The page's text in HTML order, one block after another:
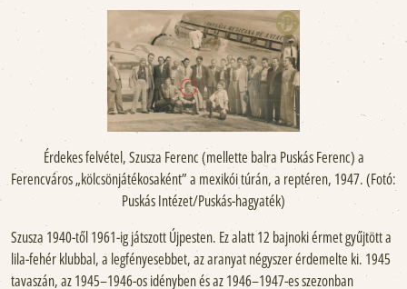
Érdekes felvétel, Szusza Ferenc (mellette balra Puskás Ferenc) a
Ferencváros „kölcsönjátékosaként” a mexikói túrán, a reptéren, 1947. (Fotó:
Puskás Intézet/Puskás-hagyaték)
Szusza 1940-től 1961-ig játszott Újpesten. Ez alatt 12 bajnoki érmet gyűjtött a
lila-fehér klubbal, a legfényesebbet, az aranyat négyszer érdemelte ki. 1945
tavaszán, az 1945–1946-os idényben és az 1946–1947-es szezonban